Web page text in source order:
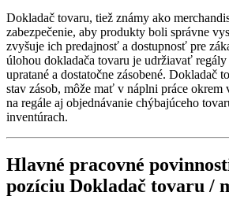
Dokladač tovaru, tiež známy ako
zabezpečenie, aby produkty boli správne
zvyšuje ich predajnosť a dostupnosť pre
úlohou dokladača tovaru je udržiavať
upratané a dostatočne zásobené. Dokladač
stav zásob, môže mať v náplni práce okrem
na regále aj objednávanie chýbajúceho
inventúrach.
Hlavné pracovné
pozíciu Dokladač tovaru /